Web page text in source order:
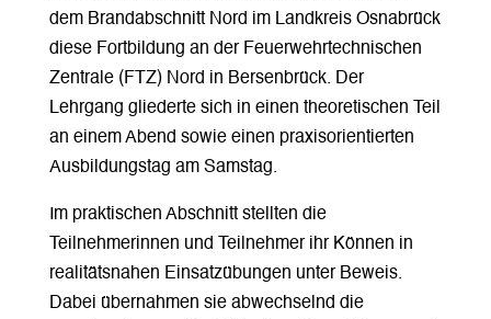
dem Brandabschnitt Nord im Landkreis Osnabrück
diese Fortbildung an der Feuerwehrtechnischen
Zentrale (FTZ) Nord in Bersenbrück. Der
Lehrgang gliederte sich in einen theoretischen Teil
an einem Abend sowie einen praxisorientierten
Ausbildungstag am Samstag.
Im praktischen Abschnitt stellten die
Teilnehmerinnen und Teilnehmer ihr Können in
realitätsnahen Einsatzübungen unter Beweis.
Dabei übernahmen sie abwechselnd die